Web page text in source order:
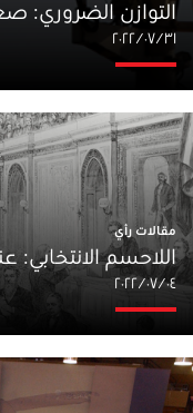
التوازن الضروري:
٣١‏/٠٧‏/٢٠٢٢
مقالات رأي
اللاحسم
٠٤‏/٠٧‏/٢٠٢٢